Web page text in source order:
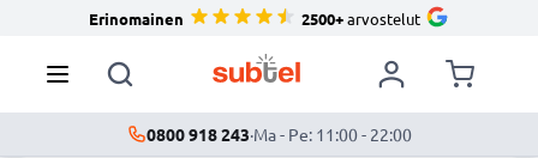
Erinomainen 2500+arvostelut
0800 918 243·Ma - Pe: 11:00 - 22:00